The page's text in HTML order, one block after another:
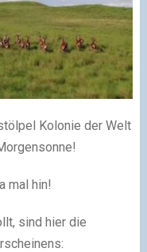
Kolonie der Welt
mal hin!
sind hier die